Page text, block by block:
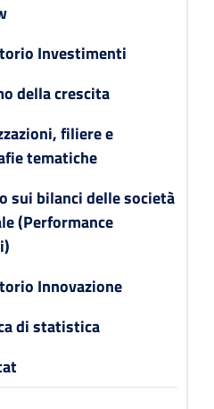
Investimenti
della crescita
filiere e
tematiche
sui bilanci delle società
(Performance
Innovazione
di statistica